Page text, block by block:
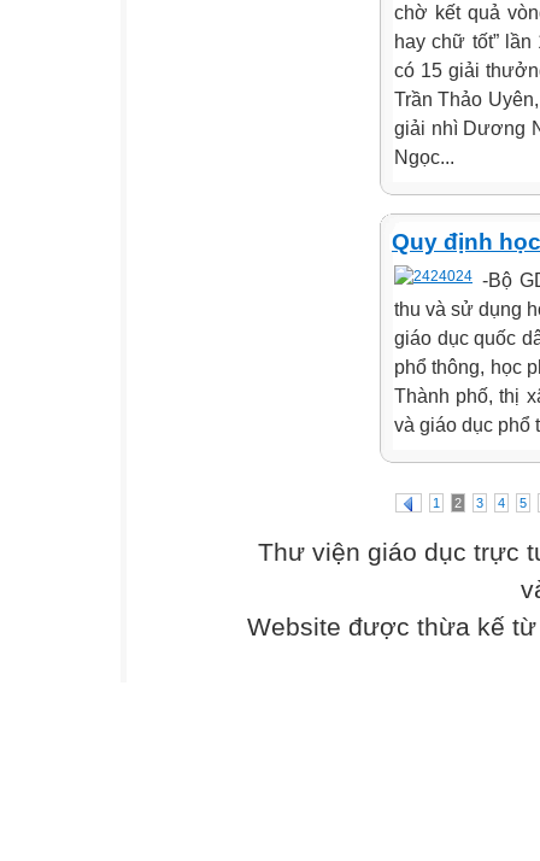
chờ kết quả
hay chữ tốt”
có 15 giải
Trần Thảo
giải nhì Dương
Ngọc...
Quy định
-Bộ
thu và sử dụng
giáo dục quốc
phổ thông, học
Thành phố, thị
và giáo dục phổ
1 2 3 4 5
Thư viện giáo dục trực
Website được thừa kế